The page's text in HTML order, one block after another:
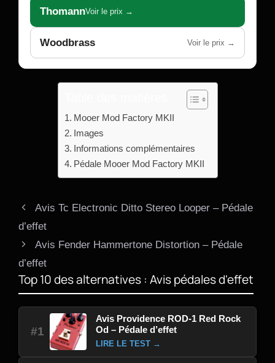
ThomannVoir le prix →
Woodbrass Voir le prix →
Mooer Mod Factory MKII
Images
Informations complémentaires
Pédale Mooer Mod Factory MKII
Avis Tc Electronic Ditto Stereo Looper – Pédale
d’effet
Avis Fender Hammertone Distortion – Pédale
d’effet
Top 10 des alternatives : Avis pédales d'effet
#1
Avis Providence ROD-1 Red Rock
Od – Pédale d’effet
LIRE LE TEST →